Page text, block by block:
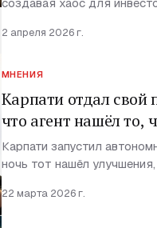
2 апреля 2026 г.
МНЕНИЯ
Карпати отдал свой
что агент нашёл то,
Карпати запустил
ночь тот нашёл
22 марта 2026 г.